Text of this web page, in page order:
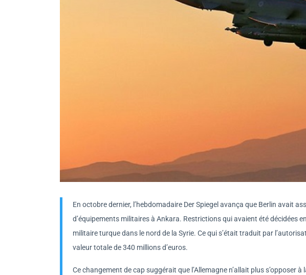
En octobre dernier, l’hebdomadaire Der Spiegel avança que Berlin avait
d’équipements militaires à Ankara. Restrictions qui avaient été décidées
militaire turque dans le nord de la Syrie. Ce qui s’était traduit par
valeur totale de 340 millions d’euros.
Ce changement de cap suggérait que l’Allemagne n’allait plus s’opposer